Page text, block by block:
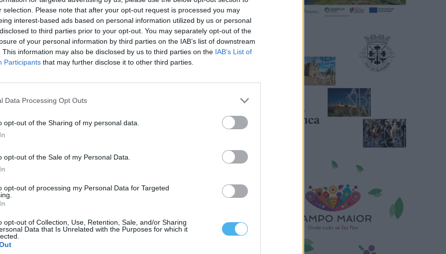
selection. Please note that after your opt-out request is processed you may
interest-based ads based on personal information utilized by us or personal
to third parties prior to your opt-out. You may separately opt-out of the
of your personal information by third parties on the IAB’s list of downstream
This information may also be disclosed by us to third parties on the IAB’s List of
Participants that may further disclose it to other third parties.
Data Processing Opt Outs
opt-out of the Sharing of my personal data.
opt-out of the Sale of my Personal Data.
opt-out of processing my Personal Data for Targeted
opt-out of Collection, Use, Retention, Sale, and/or Sharing
Data that Is Unrelated with the Purposes for which it
a Santa Casa está em situação financeira
e que a falta de pagamentos atinge dezenas de
salariais remontam a 2022, quando as
sem que tivessem sido aplicadas na
de promessas feitas por responsáveis políticos.
Mestre, esteve em Serpa e anunciou a
entregue à União das Misericórdias
referiu. Para além disso, apontou
que, «apesar das visitas e promessas, não
médico-cirúrgico que permanece sem
sem retorno» e de promessas falhadas que
agora a gerir múltiplas valências sociais e de